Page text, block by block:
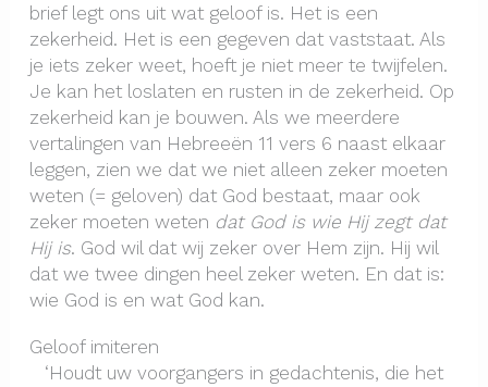
brief legt ons uit wat geloof is. Het is een
zekerheid. Het is een gegeven dat vaststaat. Als
je iets zeker weet, hoeft je niet meer te twijfelen.
Je kan het loslaten en rusten in de zekerheid. Op
zekerheid kan je bouwen. Als we meerdere
vertalingen van Hebreeën 11 vers 6 naast elkaar
leggen, zien we dat we niet alleen zeker moeten
weten (= geloven) dat God bestaat, maar ook
zeker moeten weten dat God is wie Hij zegt dat
Hij is. God wil dat wij zeker over Hem zijn. Hij wil
dat we twee dingen heel zeker weten. En dat is:
wie God is en wat God kan.
Geloof imiteren
‘Houdt uw voorgangers in gedachtenis, die het